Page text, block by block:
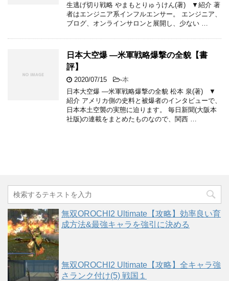
生逃げ切り戦略 やまもとりゅうけん(著) ▼紹介 著
者はエンジニア系インフルエンサー。 エンジニア、
ブログ、オンラインサロンと展開し、少ない …
日本大空爆 ―米軍戦略爆撃の全貌【書
評】
2020/07/15 -本
日本大空爆 ―米軍戦略爆撃の全貌 松本 泉(著) ▼
紹介 アメリカ側の史料と被爆者のインタビューで、
日本本土空襲の実態に迫ります。 毎日新聞(大阪本
社版)の連載をまとめたものなので、関西 …
無双OROCHI2 Ultimate【攻略】効率良い育
成方法&最強キャラを強引に決める
無双OROCHI2 Ultimate【攻略】全キャラ強
さランク付け(5) 戦国１